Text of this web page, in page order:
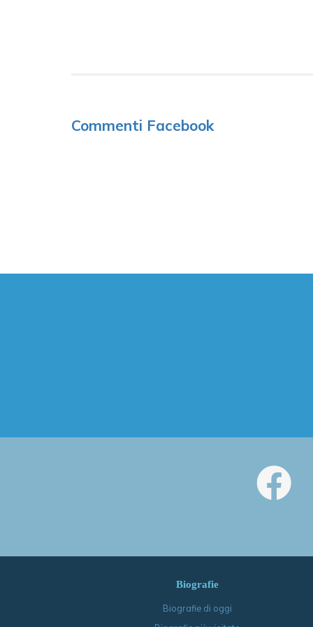
Commenti Facebook
Biografie
Biografie di oggi